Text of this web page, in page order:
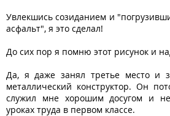
Увлекшись созиданием и
асфальт", я это сделал!
До сих пор я помню этот рисунок и
Да, я даже занял третье место и
металлический конструктор. Он
служил мне хорошим досугом и
уроках труда в первом классе.